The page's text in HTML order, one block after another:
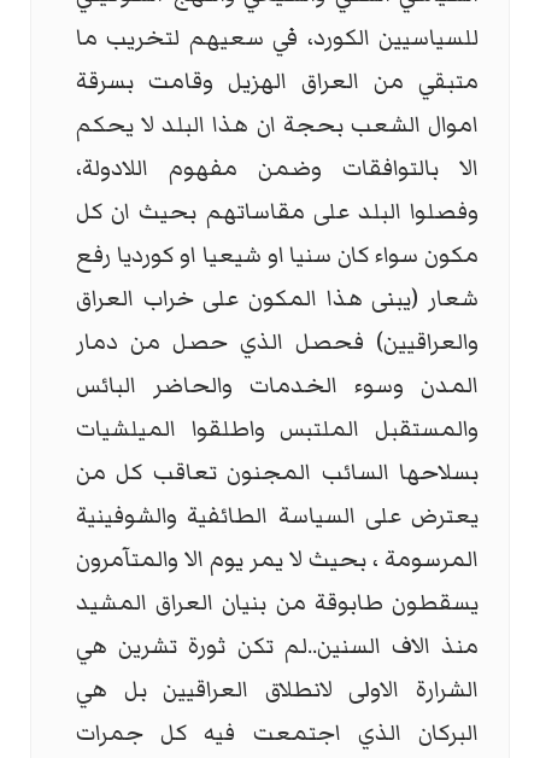
للسياسيين الكورد، في سعيهم لتخريب ما
متبقي من العراق الهزيل وقامت بسرقة
اموال الشعب بحجة ان هذا البلد لا يحكم
الا بالتوافقات وضمن مفهوم اللادولة،
وفصلوا البلد على مقاساتهم بحيث ان كل
مكون سواء كان سنيا او شيعيا او كورديا رفع
شعار (يبنى هذا المكون على خراب العراق
والعراقيين) فحصل الذي حصل من دمار
المدن وسوء الخدمات والحاضر البائس
والمستقبل الملتبس واطلقوا الميلشيات
بسلاحها السائب المجنون تعاقب كل من
يعترض على السياسة الطائفية والشوفينية
المرسومة ، بحيث لا يمر يوم الا والمتآمرون
يسقطون طابوقة من بنيان العراق المشيد
منذ الاف السنين..لم تكن ثورة تشرين هي
الشرارة الاولى لانطلاق العراقيين بل هي
البركان الذي اجتمعت فيه كل جمرات